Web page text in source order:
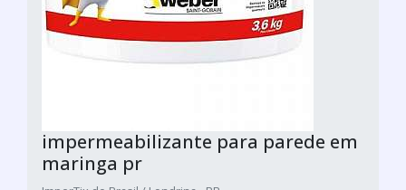
impermeabilizante para parede em
maringa pr